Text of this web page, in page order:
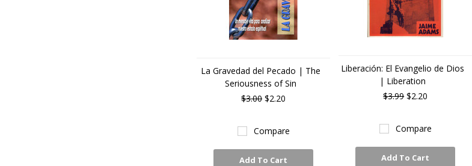
Liberación: El Evangelio de Dios
| Liberation
$3.99$2.20
Compare
Add To Cart
La Gravedad del Pecado | The
Seriousness of Sin
$3.00$2.20
Compare
Add To Cart